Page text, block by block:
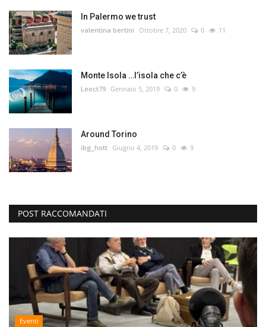
In Palermo we trust
valentina bertini Ottobre 7, 2020 0 11
Monte Isola …l’isola che c’è
Leoct79 Gennaio 5, 2019 0 9
Around Torino
ibg_hott Giugno 4, 2019 0 9
POST RACCOMANDATI
Eventi